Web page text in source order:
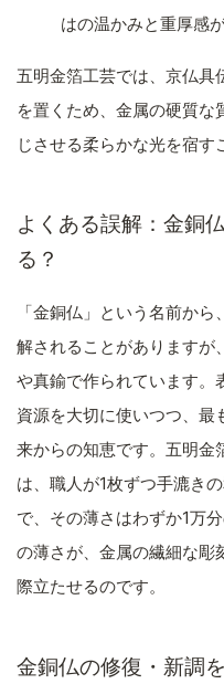
はの温かみと重厚感
五明金箔工芸では、京仏具
を置くため、金属の硬質
じさせる柔らかな光を宿す
よくある誤解：金銅
る？
「金銅仏」という名前か
解されることがありますが
や真鍮で作られています。
資源を大切に使いつつ、最
来からの知恵です。五明金
は、職人が1枚ずつ手漉き
で、その薄さはわずか1万
の薄さが、金属の繊細な彫
際立たせるのです。
金銅仏の修復・新調